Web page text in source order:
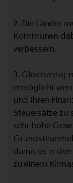
2. Die Länder
Kommunen
verbessern.
3. Gleichzeitig
ermöglicht
und ihren
Steuersätze zu
sehr hohe
damit es in
zu einem